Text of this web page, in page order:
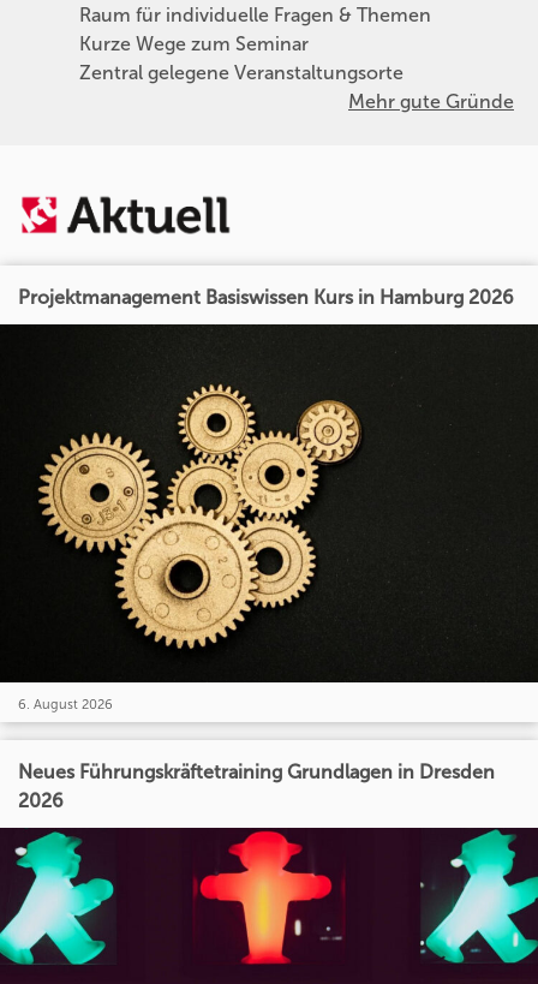
Raum für individuelle Fragen & Themen
Kurze Wege zum Seminar
Zentral gelegene Veranstaltungsorte
Mehr gute Gründe
Projektmanagement Basiswissen Kurs in Hamburg 2026
6. August 2026
Neues Führungskräftetraining Grundlagen in Dresden
2026